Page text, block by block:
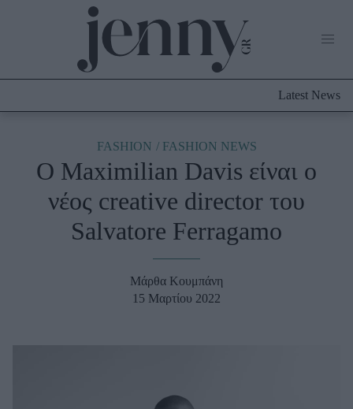
Culture
Fashion
Shopping
Beauty - Ομορφιά
Latest News
FASHION FASHION NEWS
O Maximilian Davis είναι ο
νέος creative director του
Salvatore Ferragamo
Μάρθα Κουμπάνη
15 Μαρτίου 2022